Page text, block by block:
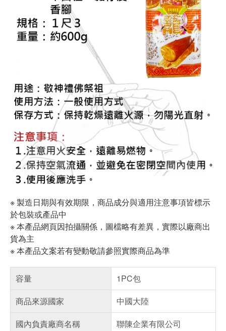
※ 製造日期與有效期限，商品成分與適用注意事項皆標示
於包裝或產品中
※ 本產品網頁因拍攝關係，圖檔略有差異，實際以廠商出
貨為主
※ 本產品文案若有變動敬請參照實際商品為準
容量
1PC包
商品來源國家
中國大陸
國內負責廠商名稱
聯陳企業有限公司